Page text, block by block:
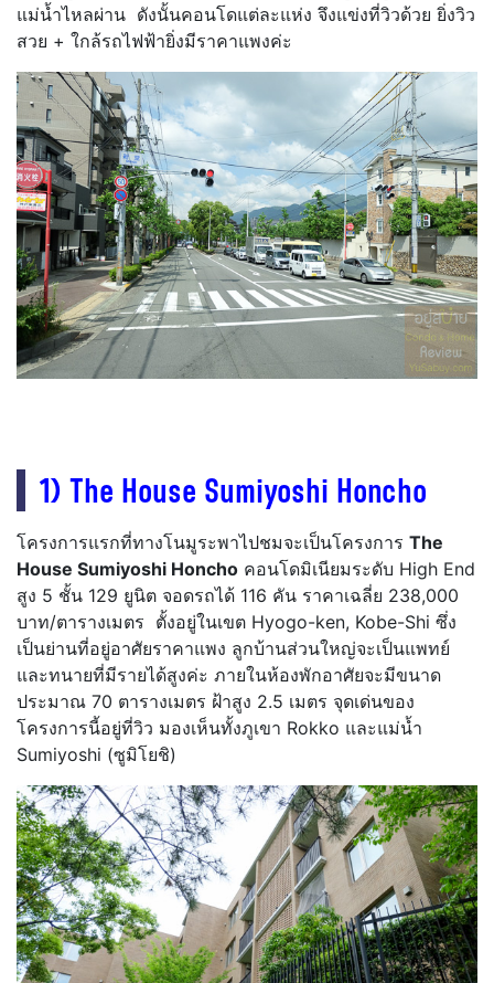
แม่น้ำไหลผ่าน ดังนั้นคอนโดแต่ละแห่ง จึงแข่งที่วิวด้วย ยิ่งวิว
สวย + ใกล้รถไฟฟ้ายิ่งมีราคาแพงค่ะ
1) The House Sumiyoshi Honcho
โครงการแรกที่ทางโนมูระพาไปชมจะเป็นโครงการ The
House Sumiyoshi Honcho คอนโดมิเนียมระดับ High End
สูง 5 ชั้น 129 ยูนิต จอดรถได้ 116 คัน ราคาเฉลี่ย 238,000
บาท/ตารางเมตร ตั้งอยู่ในเขต Hyogo-ken, Kobe-Shi ซึ่ง
เป็นย่านที่อยู่อาศัยราคาแพง ลูกบ้านส่วนใหญ่จะเป็นแพทย์
และทนายที่มีรายได้สูงค่ะ ภายในห้องพักอาศัยจะมีขนาด
ประมาณ 70 ตารางเมตร ฝ้าสูง 2.5 เมตร จุดเด่นของ
โครงการนี้อยู่ที่วิว มองเห็นทั้งภูเขา Rokko และแม่น้ำ
Sumiyoshi (ซูมิโยชิ)